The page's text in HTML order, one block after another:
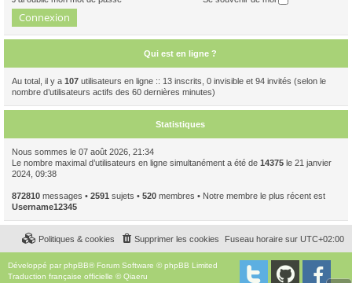
Qui est en ligne ?
Au total, il y a 107 utilisateurs en ligne :: 13 inscrits, 0 invisible et 94 invités (selon le
nombre d’utilisateurs actifs des 60 dernières minutes)
Statistiques
Nous sommes le 07 août 2026, 21:34
Le nombre maximal d’utilisateurs en ligne simultanément a été de 14375 le 21 janvier
2024, 09:38
872810 messages • 2591 sujets • 520 membres • Notre membre le plus récent est
Username12345
Fuseau horaire sur UTC+02:00
Supprimer les cookies
Politiques & cookies
Développé par phpBB® Forum Software © phpBB Limited
Traduction française officielle ©Qiaeru